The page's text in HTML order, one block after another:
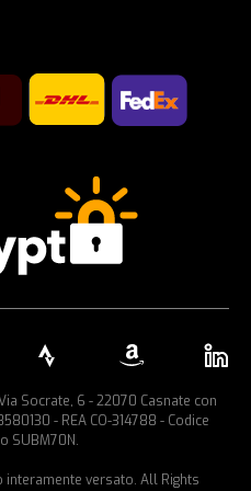
Socrate, 6 - 22070 Casnate con
- REA CO-314788 - Codice
SUBM70N.
interamente versato. All Rights